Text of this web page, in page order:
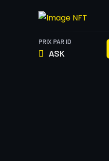
PRIX PAR ID
ASK